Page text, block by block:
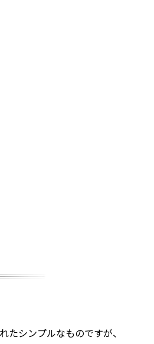
シンプルなものですが、